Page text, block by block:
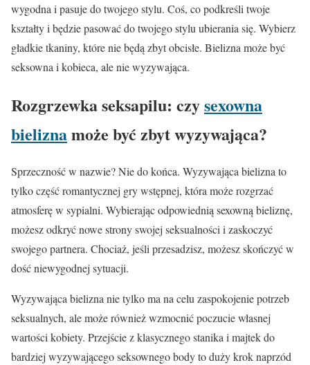
wygodna i pasuje do twojego stylu. Coś, co podkreśli twoje
kształty i będzie pasować do twojego stylu ubierania się. Wybierz
gładkie tkaniny, które nie będą zbyt obcisłe. Bielizna może być
seksowna i kobieca, ale nie wyzywająca.
Rozgrzewka seksapilu: czysexowna
bieliznamoże być zbyt wyzywająca?
Sprzeczność w nazwie? Nie do końca. Wyzywająca bielizna to
tylko część romantycznej gry wstępnej, która może rozgrzać
atmosferę w sypialni. Wybierając odpowiednią sexowną bieliznę,
możesz odkryć nowe strony swojej seksualności i zaskoczyć
swojego partnera. Chociaż, jeśli przesadzisz, możesz skończyć w
dość niewygodnej sytuacji.
Wyzywająca bielizna nie tylko ma na celu zaspokojenie potrzeb
seksualnych, ale może również wzmocnić poczucie własnej
wartości kobiety. Przejście z klasycznego stanika i majtek do
bardziej wyzywającego seksownego body to duży krok naprzód